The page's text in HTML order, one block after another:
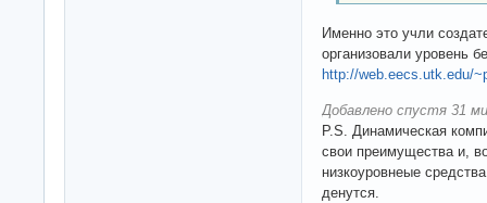
Именно это учли
организовали уровень
http://web.eecs.utk.edu/
Добавлено спустя 31
P.S. Динамическая
свои преимущества и,
низкоуровнеые
денутся.